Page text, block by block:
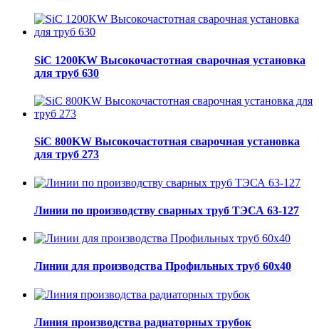
SiC 1200KW Высокочастотная сварочная установка
для труб 630
SiC 800KW Высокочастотная сварочная установка
для труб 273
Линии по производству сварных труб ТЭСА 63-127
Линии для производства Профильных труб 60х40
Линия производства радиаторных трубок